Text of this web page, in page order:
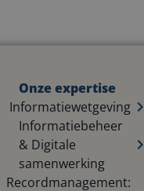
Onze expertise
Informatiewetgeving
Informatiebeheer
& Digitale
samenwerking
Recordmanagement: